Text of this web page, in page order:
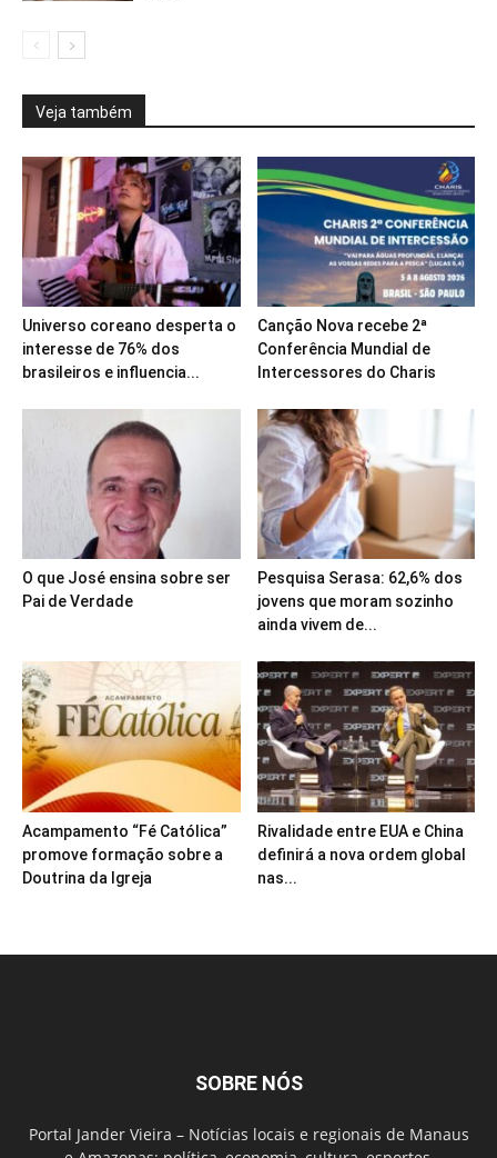
Veja também
Universo coreano desperta o
interesse de 76% dos
brasileiros e influencia...
Canção Nova recebe 2ª
Conferência Mundial de
Intercessores do Charis
O que José ensina sobre ser
Pai de Verdade
Pesquisa Serasa: 62,6% dos
jovens que moram sozinho
ainda vivem de...
Acampamento “Fé Católica”
promove formação sobre a
Doutrina da Igreja
Rivalidade entre EUA e China
definirá a nova ordem global
nas...
SOBRE NÓS
Portal Jander Vieira – Notícias locais e regionais de Manaus